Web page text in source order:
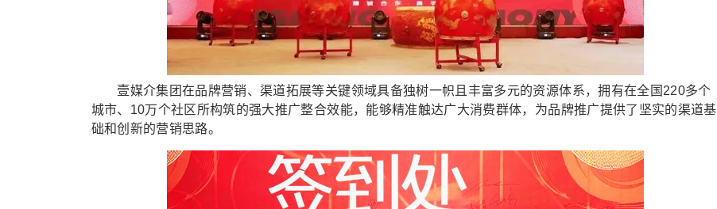
壹媒介集团在品牌营销、渠道拓展等关键领域具备独树一帜且丰富多元的资源体系，拥有在全国220多个
城市、10万个社区所构筑的强大推广整合效能，能够精准触达广大消费群体，为品牌推广提供了坚实的渠道基
础和创新的营销思路。